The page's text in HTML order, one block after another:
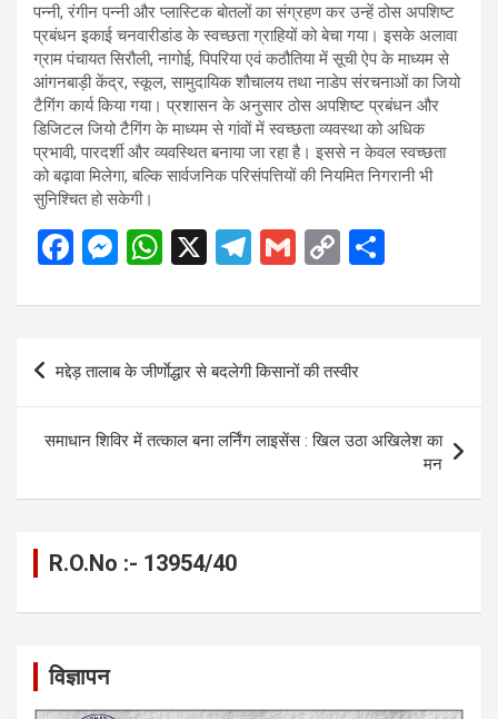
पन्नी, रंगीन पन्नी और प्लास्टिक बोतलों का संग्रहण कर उन्हें ठोस अपशिष्ट
प्रबंधन इकाई चनवारीडांड के स्वच्छता ग्राहियों को बेचा गया। इसके अलावा
ग्राम पंचायत सिरौली, नागोई, पिपरिया एवं कठौतिया में सूची ऐप के माध्यम से
आंगनबाड़ी केंद्र, स्कूल, सामुदायिक शौचालय तथा नाडेप संरचनाओं का जियो
टैगिंग कार्य किया गया। प्रशासन के अनुसार ठोस अपशिष्ट प्रबंधन और
डिजिटल जियो टैगिंग के माध्यम से गांवों में स्वच्छता व्यवस्था को अधिक
प्रभावी, पारदर्शी और व्यवस्थित बनाया जा रहा है। इससे न केवल स्वच्छता
को बढ़ावा मिलेगा, बल्कि सार्वजनिक परिसंपत्तियों की नियमित निगरानी भी
सुनिश्चित हो सकेगी।
F
ce
o
o
k
M
se
n
g
er
W
at
s
A
p
p
X
T
e
gr
a
m
G
ail
C
py
Li
n
k
ar
Post
navigation
मद्देड़ तालाब के जीर्णाेद्धार से बदलेगी किसानों की तस्वीर
समाधान शिविर में तत्काल बना लर्निंग लाइसेंस : खिल उठा अखिलेश का
मन
R.O.No :- 13954/40
विज्ञापन